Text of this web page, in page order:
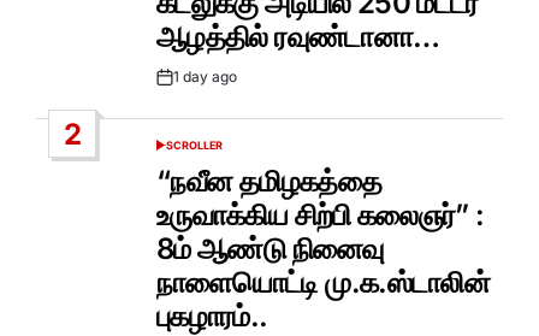
ஆழத்தில் ரவுண்டானா…
Post1 day ago
2
POSTED
IN
SCROLLER
“நவீன தமிழகத்தை
உருவாக்கிய சிற்பி கலைஞர்” :
8ம் ஆண்டு நினைவு
நாளையொட்டி மு.க.ஸ்டாலின்
புகழாரம்..